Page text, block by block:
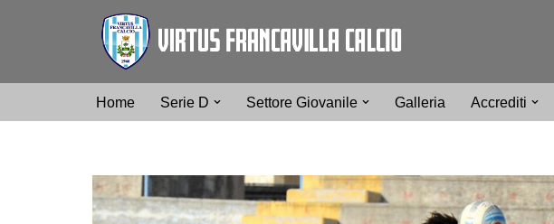
Home Serie D Settore Giovanile Galleria Accrediti